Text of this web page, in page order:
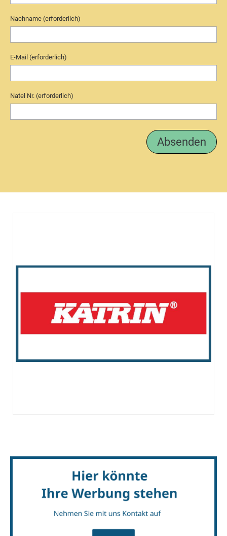
Nachname (erforderlich)
E-Mail (erforderlich)
Natel Nr. (erforderlich)